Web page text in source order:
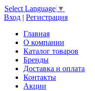
Select Language ▼
Вход | Регистрация
Главная
О компании
Каталог товаров
Бренды
Доставка и оплата
Контакты
Акции